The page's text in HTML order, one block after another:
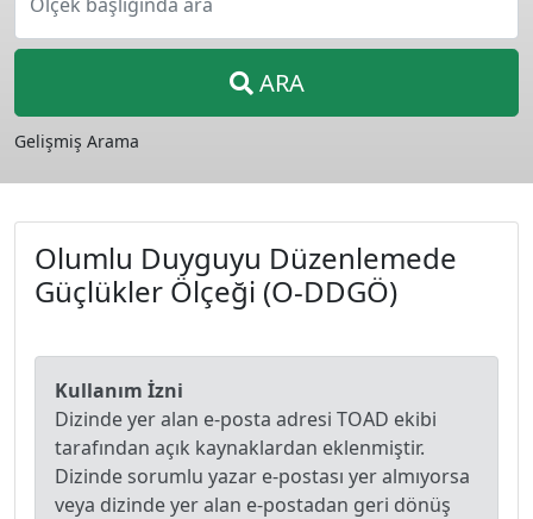
ARA
Gelişmiş Arama
Olumlu Duyguyu Düzenlemede
Güçlükler Ölçeği (O-DDGÖ)
Kullanım İzni
Dizinde yer alan e-posta adresi TOAD ekibi
tarafından açık kaynaklardan eklenmiştir.
Dizinde sorumlu yazar e-postası yer almıyorsa
veya dizinde yer alan e-postadan geri dönüş